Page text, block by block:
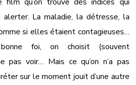
alerter. La maladie, la détresse, la
si elles étaient contagieuses…
foi, on choisit (souvent
pas voir… Mais ce qu’on n’a pas
sur le moment jouit d’une autre